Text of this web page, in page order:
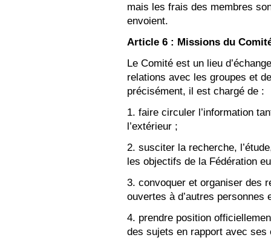
mais les frais des membres
envoient.
Article 6 : Missions du
Le Comité est un lieu
relations avec les groupes et
précisément, il est chargé de :
1. faire circuler l’information
l’extérieur ;
2. susciter la recherche,
les objectifs de la Fédération
3. convoquer et organiser des
ouvertes à d’autres
4. prendre position
des sujets en rapport avec ses